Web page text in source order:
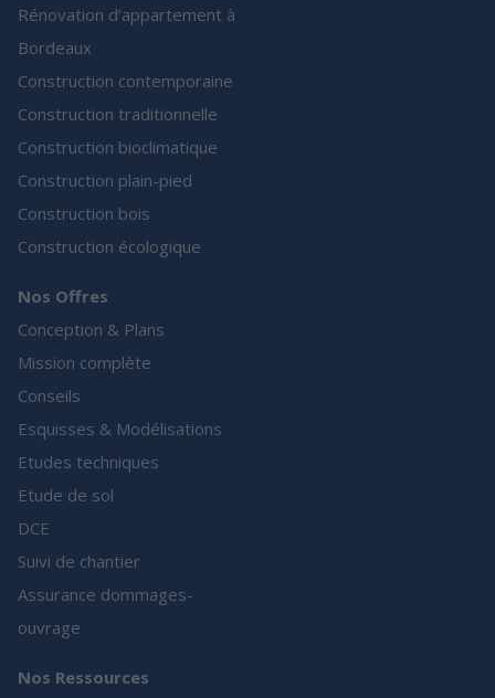
Rénovation d’appartement à
Bordeaux
Construction contemporaine
Construction traditionnelle
Construction bioclimatique
Construction plain-pied
Construction bois
Construction écologique
Nos Offres
Conception & Plans
Mission complète
Conseils
Esquisses & Modélisations
Etudes techniques
Etude de sol
DCE
Suivi de chantier
Assurance dommages-
ouvrage
Nos Ressources